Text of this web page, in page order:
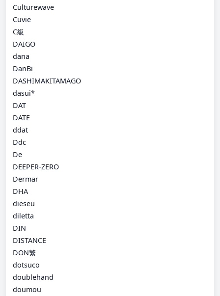
Culturewave
Cuvie
C級
DAIGO
dana
DanBi
DASHIMAKITAMAGO
dasui*
DAT
DATE
ddat
Ddc
De
DEEPER-ZERO
Dermar
DHA
dieseu
diletta
DIN
DISTANCE
DON繁
dotsuco
doublehand
doumou